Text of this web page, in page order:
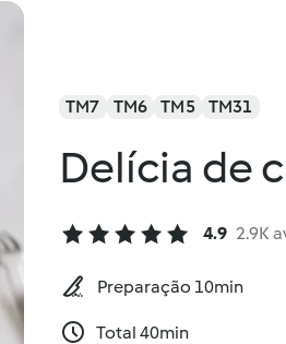
TM7 TM6 TM5 TM31
Delícia de
4.9 2.9K
Preparação 10min
Total 40min